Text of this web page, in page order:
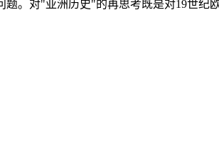
。对"亚洲历史"的再思考既是对19世